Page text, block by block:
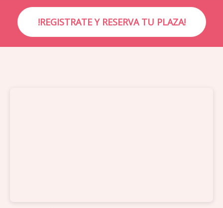
!REGISTRATE Y RESERVA TU PLAZA!